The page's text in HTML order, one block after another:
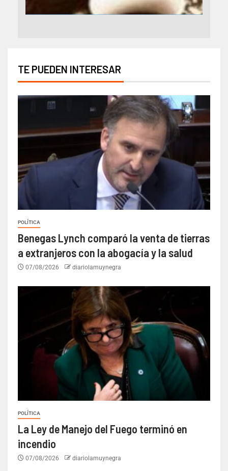
TE PUEDEN INTERESAR
POLÍTICA
Benegas Lynch comparó la venta de tierras
a extranjeros con la abogacía y la salud
07/08/2026 diariolamuynegra
POLÍTICA
La Ley de Manejo del Fuego terminó en
incendio
07/08/2026 diariolamuynegra